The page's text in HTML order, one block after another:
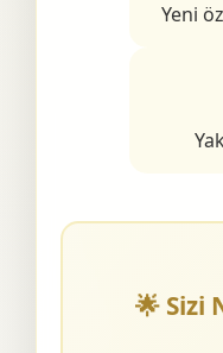
Yeni
🌟 Sizi